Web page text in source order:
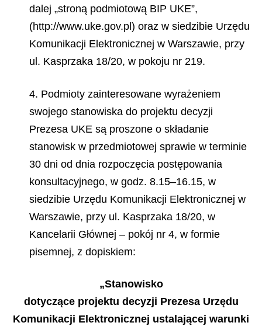
dalej „stroną podmiotową BIP UKE”,
(http://www.uke.gov.pl) oraz w siedzibie Urzędu
Komunikacji Elektronicznej w Warszawie, przy
ul. Kasprzaka 18/20, w pokoju nr 219.
4. Podmioty zainteresowane wyrażeniem
swojego stanowiska do projektu decyzji
Prezesa UKE są proszone o składanie
stanowisk w przedmiotowej sprawie w terminie
30 dni od dnia rozpoczęcia postępowania
konsultacyjnego, w godz. 8.15–16.15, w
siedzibie Urzędu Komunikacji Elektronicznej w
Warszawie, przy ul. Kasprzaka 18/20, w
Kancelarii Głównej – pokój nr 4, w formie
pisemnej, z dopiskiem:
„Stanowisko
dotyczące projektu decyzji Prezesa Urzędu
Komunikacji Elektronicznej ustalającej warunki